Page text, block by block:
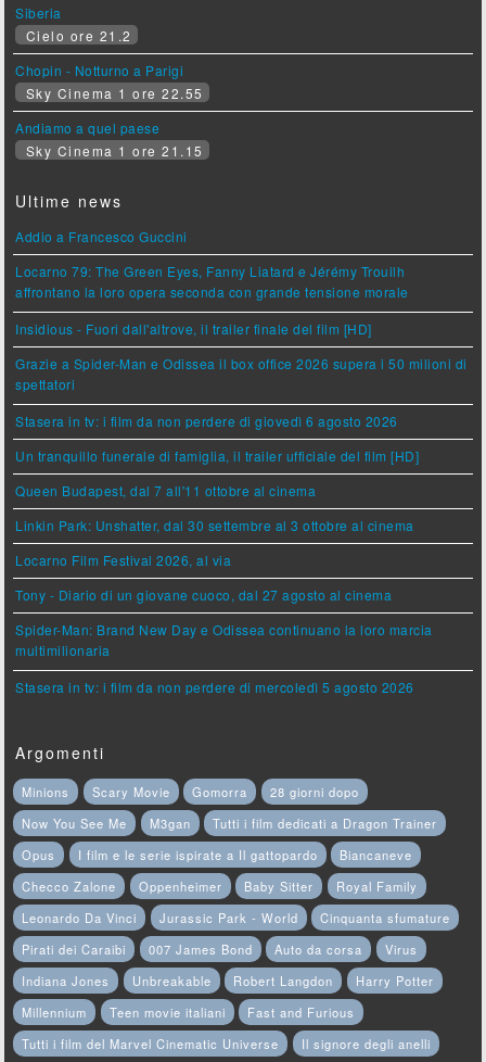
Siberia
Cielo ore 21.2
Chopin - Notturno a Parigi
Sky Cinema 1 ore 22.55
Andiamo a quel paese
Sky Cinema 1 ore 21.15
Ultime news
Addio a Francesco Guccini
Locarno 79: The Green Eyes, Fanny Liatard e Jérémy Trouilh
affrontano la loro opera seconda con grande tensione morale
Insidious - Fuori dall'altrove, il trailer finale del film [HD]
Grazie a Spider-Man e Odissea il box office 2026 supera i 50 milioni di
spettatori
Stasera in tv: i film da non perdere di giovedì 6 agosto 2026
Un tranquillo funerale di famiglia, il trailer ufficiale del film [HD]
Queen Budapest, dal 7 all'11 ottobre al cinema
Linkin Park: Unshatter, dal 30 settembre al 3 ottobre al cinema
Locarno Film Festival 2026, al via
Tony - Diario di un giovane cuoco, dal 27 agosto al cinema
Spider-Man: Brand New Day e Odissea continuano la loro marcia
multimilionaria
Stasera in tv: i film da non perdere di mercoledì 5 agosto 2026
Argomenti
Minions Scary Movie Gomorra
28 giorni dopo
Now You See Me
M3gan
Tutti i film dedicati a Dragon Trainer
Opus
I film e le serie ispirate a Il gattopardo
Biancaneve
Checco Zalone
Oppenheimer Baby Sitter
Royal Family
Leonardo Da Vinci
Jurassic Park - World
Cinquanta sfumature
Pirati dei Caraibi
007 James Bond Auto da corsa
Virus
Indiana Jones
Unbreakable Robert Langdon
Harry Potter
Millennium
Teen movie italiani
Fast and Furious
Tutti i film del Marvel Cinematic Universe
Il signore degli anelli